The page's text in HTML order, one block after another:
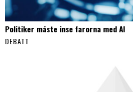
Politiker måste inse farorna med AI
DEBATT